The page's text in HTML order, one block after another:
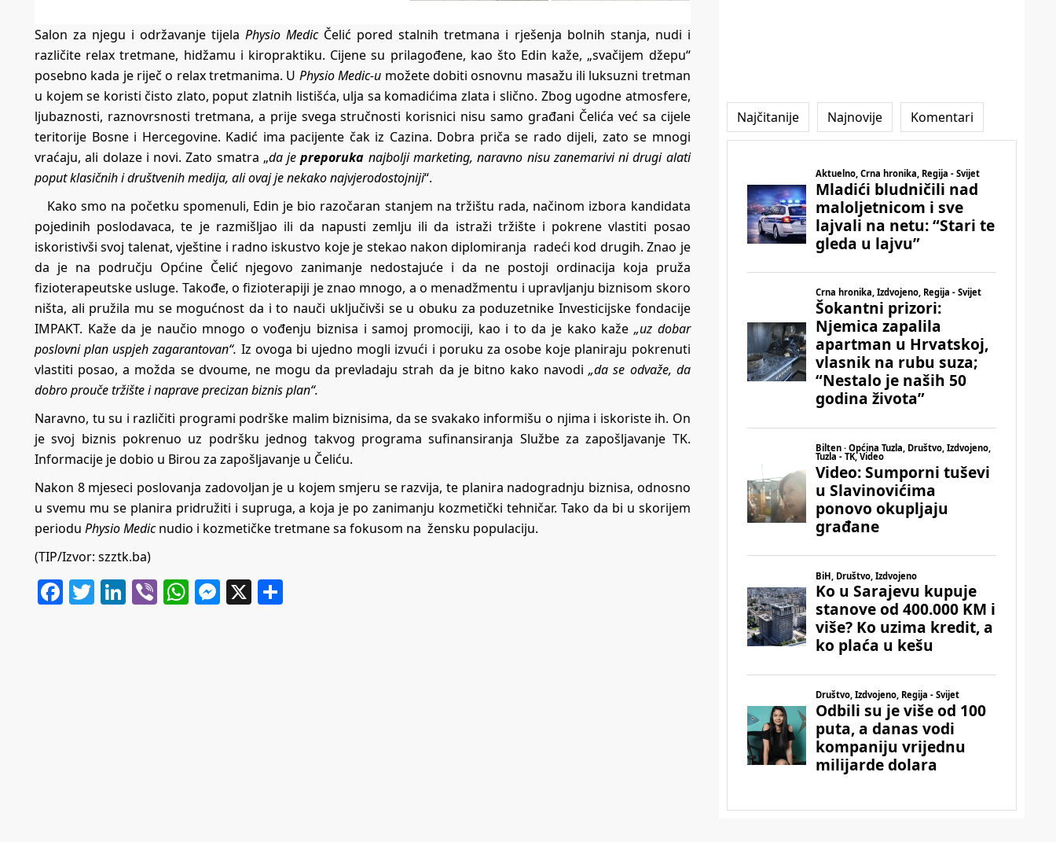
Salon za njegu i održavanje tijelaPhysio MedicČelić pored stalnih tretmana i rješenja bolnih stanja, nudi i
različite relax tretmane, hidžamu i kiropraktiku. Cijene su prilagođene, kao što Edin kaže, „svačijem džepu“
posebno kada je riječ o relax tretmanima. U Physio Medic-u možete dobiti osnovnu masažu ili luksuzni tretman
u kojem se koristi čisto zlato, poput zlatnih listišća, ulja sa komadićima zlata i slično. Zbog ugodne atmosfere,
ljubaznosti, raznovrsnosti tretmana, a prije svega stručnosti korisnici nisu samo građani Čelića već sa cijele
teritorije Bosne i Hercegovine. Kadić ima pacijente čak iz Cazina. Dobra priča se rado dijeli, zato se mnogi
vraćaju, ali dolaze i novi. Zato smatra „da je preporuka najbolji marketing, naravno nisu zanemarivi ni drugi alati
poput klasičnih i društvenih medija, ali ovaj je nekako najvjerodostojniji“.
Kako smo na početku spomenuli, Edin je bio razočaran stanjem na tržištu rada, načinom izbora kandidata
pojedinih poslodavaca, te je razmišljao ili da napusti zemlju ili da istraži tržište i pokrene vlastiti posao
iskoristivši svoj talenat, vještine i radno iskustvo koje je stekao nakon diplomiranja radeći kod drugih. Znao je
da je na području Općine Čelić njegovo zanimanje nedostajuće i da ne postoji ordinacija koja pruža
fizioterapeutske usluge. Takođe, o fizioterapiji je znao mnogo, a o menadžmentu i upravljanju biznisom skoro
ništa, ali pružila mu se mogućnost da i to nauči uključivši se u obuku za poduzetnike Investicijske fondacije
IMPAKT. Kaže da je naučio mnogo o vođenju biznisa i samoj promociji, kao i to da je kako kaže„uz dobar
poslovni plan uspjeh zagarantovan“. Iz ovoga bi ujedno mogli izvući i poruku za osobe koje planiraju pokrenuti
vlastiti posao, a možda se dvoume, ne mogu da prevladaju strah da je bitno kako navodi„da se odvaže, da
dobro prouče tržište i naprave precizan biznis plan“.
Naravno, tu su i različiti programi podrške malim biznisima, da se svakako informišu o njima i iskoriste ih. On
je svoj biznis pokrenuo uz podršku jednog takvog programa sufinansiranja Službe za zapošljavanje TK.
Informacije je dobio u Birou za zapošljavanje u Čeliću.
Nakon 8 mjeseci poslovanja zadovoljan je u kojem smjeru se razvija, te planira nadogradnju biznisa, odnosno
u svemu mu se planira pridružiti i supruga, a koja je po zanimanju kozmetički tehničar. Tako da bi u skorijem
periodu Physio Medicnudio i kozmetičke tretmane sa fokusom na žensku populaciju.
(TIP/Izvor: szztk.ba)
Facebook
Twitter
LinkedIn
ViberWhatsApp
Messenger
X
Najčitanije Najnovije Komentari